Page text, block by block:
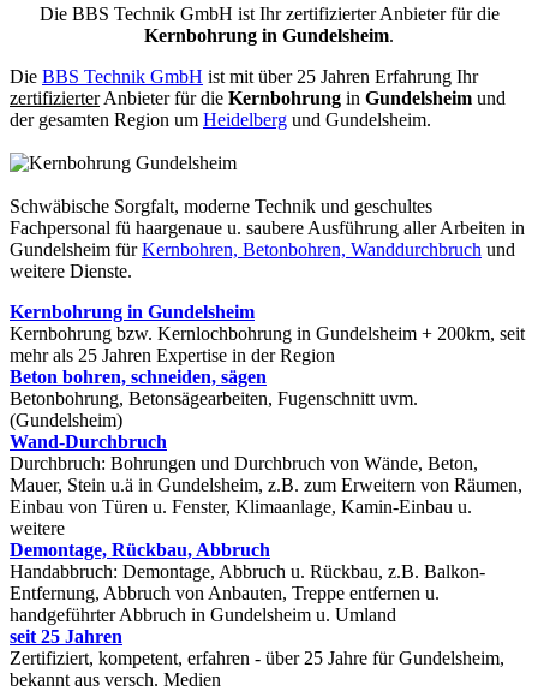
Die BBS Technik GmbH ist Ihr zertifizierter Anbieter für die
Kernbohrung in Gundelsheim.
Die BBS Technik GmbH ist mit über 25 Jahren Erfahrung Ihr
zertifizierterAnbieter für die Kernbohrung in Gundelsheim und
der gesamten Region um Heidelberg und Gundelsheim.
Schwäbische Sorgfalt, moderne Technik und geschultes
Fachpersonal fü haargenaue u. saubere Ausführung aller Arbeiten in
Gundelsheim fürKernbohren, Betonbohren, Wanddurchbruch und
weitere Dienste.
Kernbohrung in Gundelsheim
Kernbohrung bzw. Kernlochbohrung in Gundelsheim + 200km, seit
mehr als 25 Jahren Expertise in der Region
Beton bohren, schneiden, sägen
Betonbohrung, Betonsägearbeiten, Fugenschnitt uvm.
(Gundelsheim)
Wand-Durchbruch
Durchbruch: Bohrungen und Durchbruch von Wände, Beton,
Mauer, Stein u.ä in Gundelsheim, z.B. zum Erweitern von Räumen,
Einbau von Türen u. Fenster, Klimaanlage, Kamin-Einbau u.
weitere
Demontage, Rückbau, Abbruch
Handabbruch: Demontage, Abbruch u. Rückbau, z.B. Balkon-
Entfernung, Abbruch von Anbauten, Treppe entfernen u.
handgeführter Abbruch in Gundelsheim u. Umland
seit 25 Jahren
Zertifiziert, kompetent, erfahren - über 25 Jahre für Gundelsheim,
bekannt aus versch. Medien